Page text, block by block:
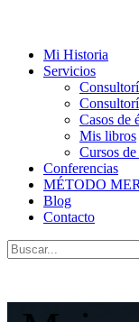
Mi Historia
Servicios
Casos de
Mis libros
Cursos
Conferencias
MÉTODO
Blog
Contacto